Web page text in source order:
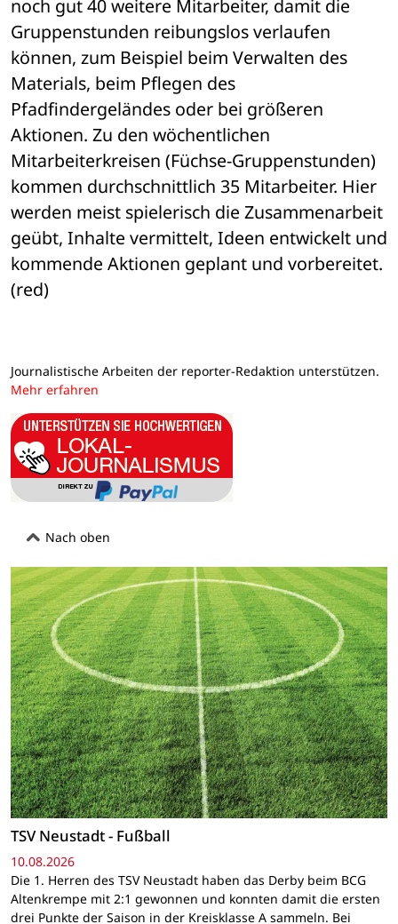
noch gut 40 weitere Mitarbeiter, damit die
Gruppenstunden reibungslos verlaufen
können, zum Beispiel beim Verwalten des
Materials, beim Pflegen des
Pfadfindergeländes oder bei größeren
Aktionen. Zu den wöchentlichen
Mitarbeiterkreisen (Füchse-Gruppenstunden)
kommen durchschnittlich 35 Mitarbeiter. Hier
werden meist spielerisch die Zusammenarbeit
geübt, Inhalte vermittelt, Ideen entwickelt und
kommende Aktionen geplant und vorbereitet.
(red)
Journalistische Arbeiten der reporter-Redaktion unterstützen.
Mehr erfahren
Nach oben
TSV Neustadt - Fußball
10.08.2026
Die 1. Herren des TSV Neustadt haben das Derby beim BCG
Altenkrempe mit 2:1 gewonnen und konnten damit die ersten
drei Punkte der Saison in der Kreisklasse A sammeln. Bei